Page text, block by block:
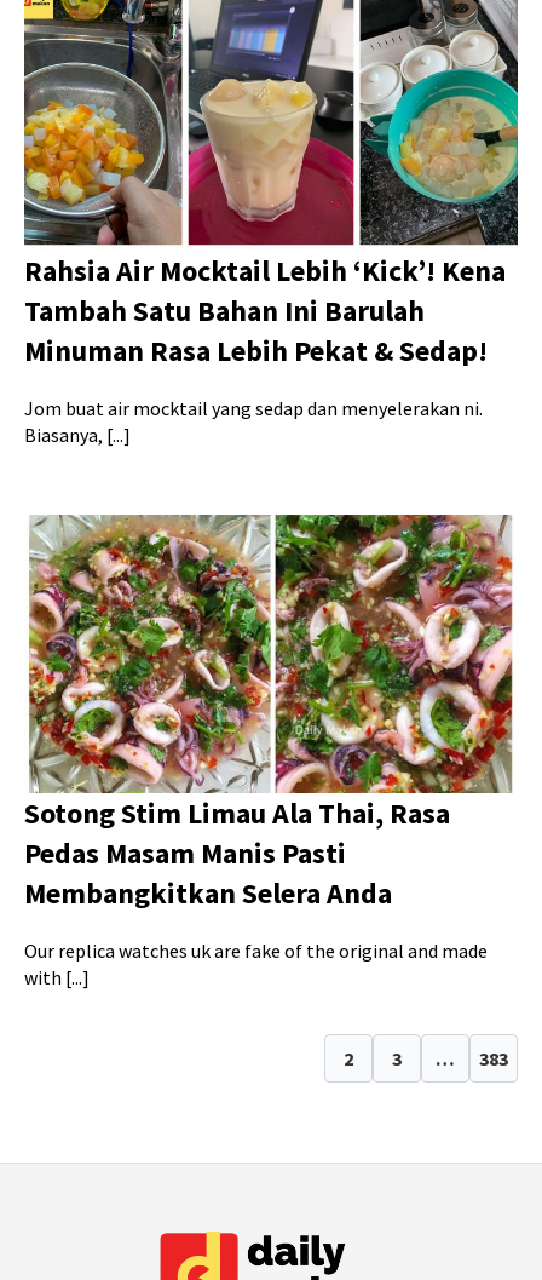
Rahsia Air Mocktail Lebih ‘Kick’! Kena
Tambah Satu Bahan Ini Barulah
Minuman Rasa Lebih Pekat & Sedap!
Jom buat air mocktail yang sedap dan menyelerakan ni.
Biasanya, [...]
Sotong Stim Limau Ala Thai, Rasa
Pedas Masam Manis Pasti
Membangkitkan Selera Anda
Our replica watches uk are fake of the original and made
with [...]
2 3 … 383